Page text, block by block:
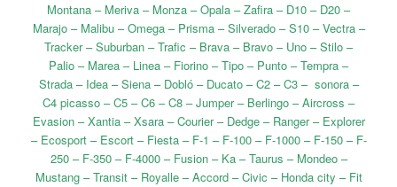
Montana – Meriva – Monza – Opala – Zafira – D10 – D20 –
Marajo – Malibu – Omega – Prisma – Silverado – S10 – Vectra –
Tracker – Suburban – Trafic – Brava – Bravo – Uno – Stilo –
Palio – Marea – Linea – Fiorino – Tipo – Punto – Tempra –
Strada – Idea – Siena – Dobló – Ducato – C2 – C3 – sonora –
C4 picasso – C5 – C6 – C8 – Jumper – Berlingo – Aircross –
Evasion – Xantia – Xsara – Courier – Dedge – Ranger – Explorer
– Ecosport – Escort – Fiesta – F-1 – F-100 – F-1000 – F-150 – F-
250 – F-350 – F-4000 – Fusion – Ka – Taurus – Mondeo –
Mustang – Transit – Royalle – Accord – Civic – Honda city – Fit